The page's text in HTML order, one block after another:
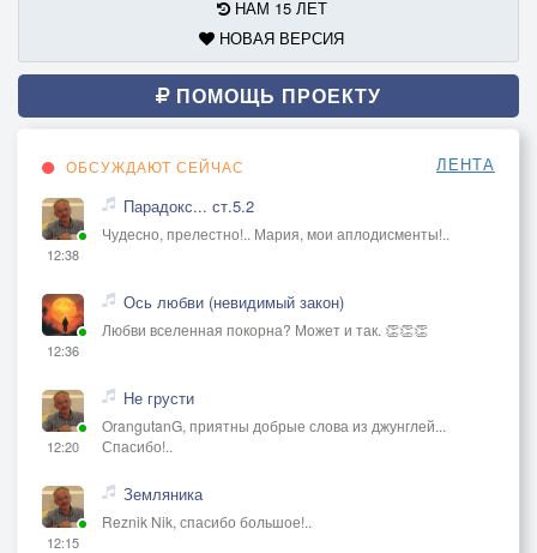
НАМ 15 ЛЕТ
НОВАЯ ВЕРСИЯ
ПОМОЩЬ ПРОЕКТУ
ОБСУЖДАЮТ СЕЙЧАС ЛЕНТА
12:38
Парадокс... ст.5.2
Чудесно, прелестно!.. Мария, мои аплодисменты!..
12:36
Ось любви (невидимый закон)
Любви вселенная покорна? Может и так. 👏👏👏
12:20
Не грусти
OrangutanG, приятны добрые слова из джунглей...
Спасибо!..
12:15
Земляника
Reznik Nik, спасибо большое!..